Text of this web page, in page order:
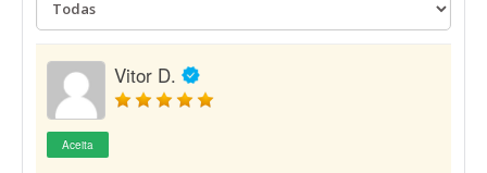
Vitor D.
Aceita